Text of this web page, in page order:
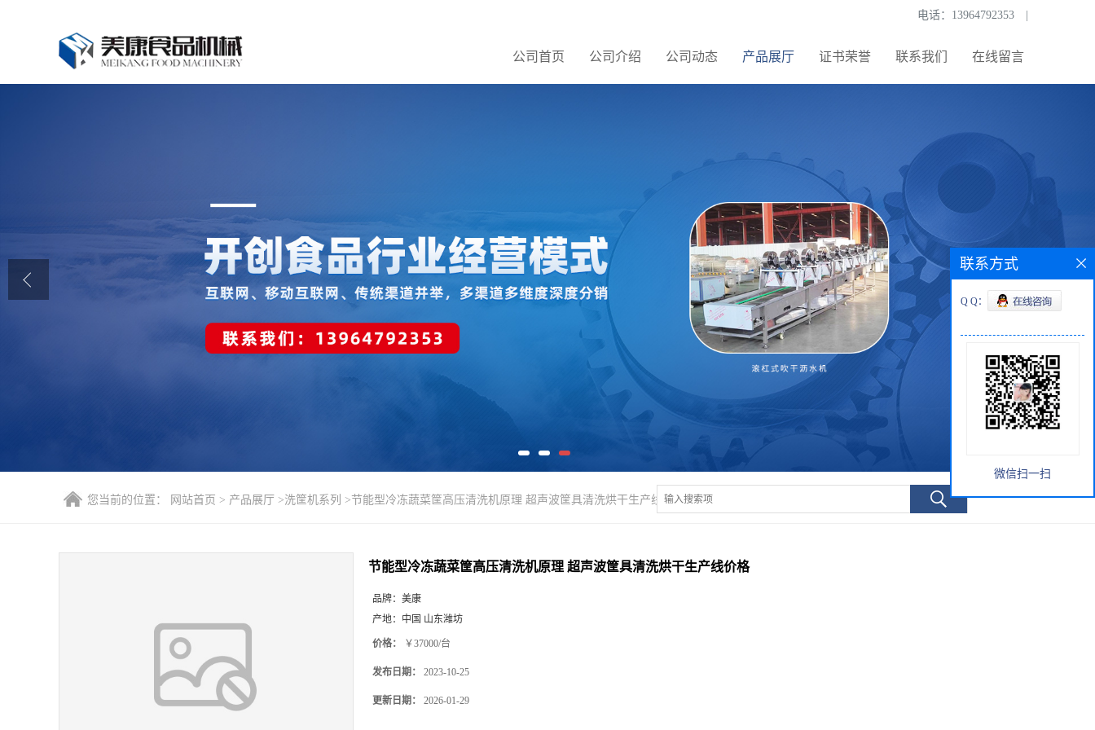
电话： 13964792353
公司首页 公司介绍 公司动态 产品展厅 证书荣誉 联系我们 在线留言
公司首页
在线留言
您当前的位置： 网站首页 > 产品展厅 >洗筐机系列 >节能型冷冻蔬菜筐高压清洗机原理 超声波筐具清洗烘干生产线价格
节能型冷冻蔬菜筐高压清洗机原理 超声波筐具清洗烘干生产线价格
品牌： 美康
产地： 中国 山东潍坊
价格： ￥37000/台
发布日期： 2023-10-25
更新日期： 2026-01-29
联系方式
Q Q：
微信扫一扫